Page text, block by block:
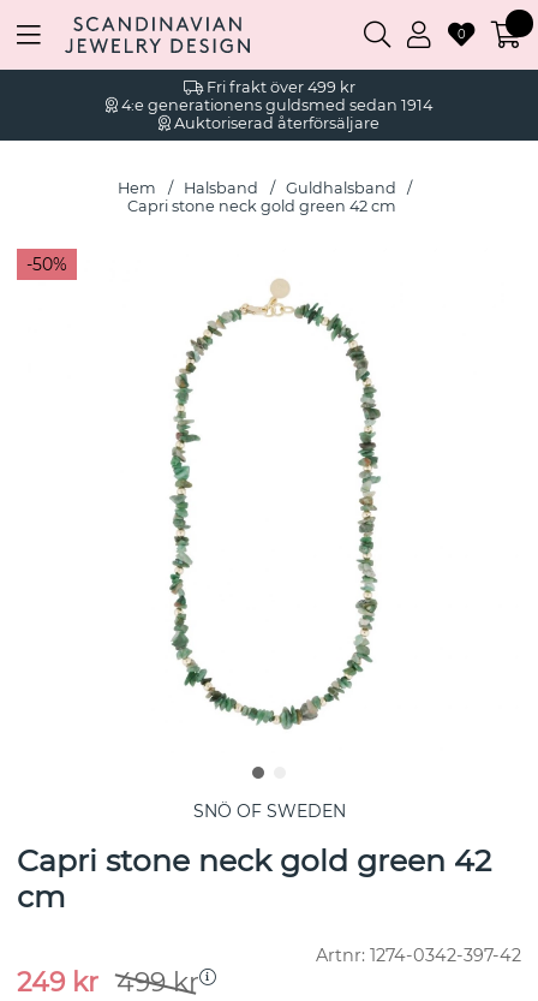
Fri frakt över 499 kr
4:e generationens guldsmed sedan 1914
Auktoriserad återförsäljare
0
Hem Halsband
Guldhalsband
Capri stone neck gold green 42 cm
50
SNÖ OF SWEDEN
Capri stone neck gold green 42
cm
Artnr: 1274-0342-397-42
499kr
249 kr